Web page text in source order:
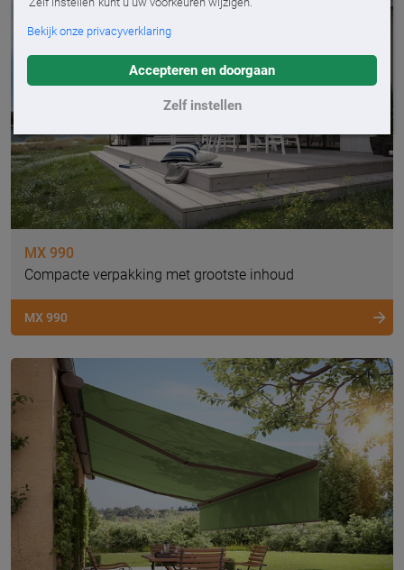
Bekijk onze privacyverklaring
Accepteren en doorgaan
Zelf instellen
MX 990
Compacte verpakking met grootste inhoud
MX 990